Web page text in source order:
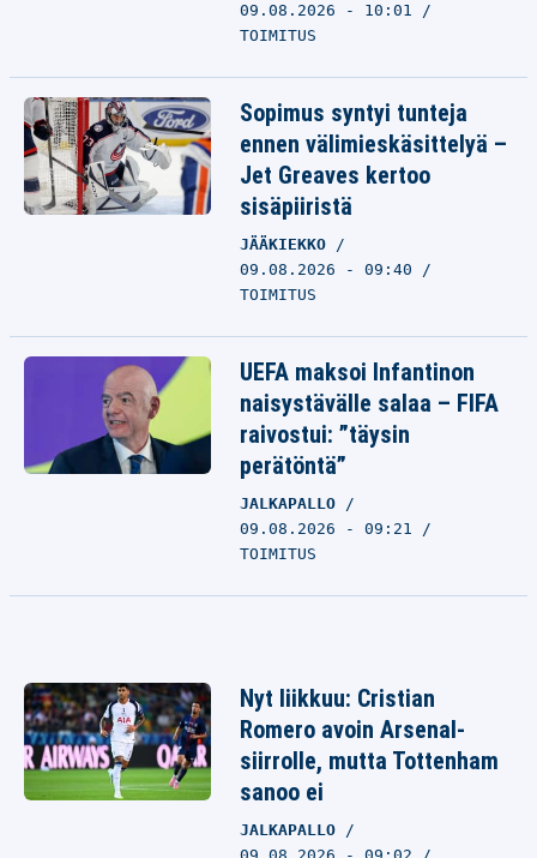
09.08.2026 - 10:01
TOIMITUS
Sopimus syntyi tunteja
ennen välimieskäsittelyä –
Jet Greaves kertoo
sisäpiiristä
JÄÄKIEKKO
09.08.2026 - 09:40
TOIMITUS
UEFA maksoi Infantinon
naisystävälle salaa – FIFA
raivostui: ”täysin
perätöntä”
JALKAPALLO
09.08.2026 - 09:21
TOIMITUS
Nyt liikkuu: Cristian
Romero avoin Arsenal-
siirrolle, mutta Tottenham
sanoo ei
JALKAPALLO